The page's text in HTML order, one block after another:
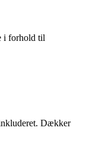
i forhold til
Dækker